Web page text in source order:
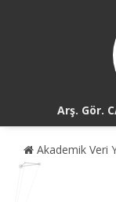
Arş. Gör.
Akademik Veri